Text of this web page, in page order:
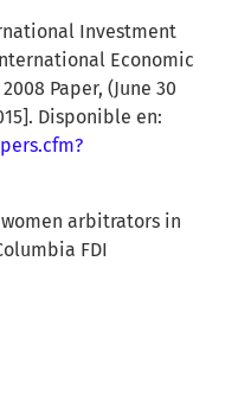
Investment
Economic
Paper, (June 30
Disponible en:
women arbitrators in
FDI